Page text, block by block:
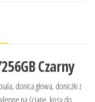
Czarny
donica głowa, doniczki z
na ścianę, kosy do